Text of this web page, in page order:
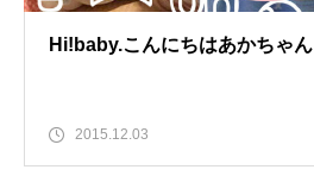
Hi!baby.こんにちはあかちゃん
2015.12.03